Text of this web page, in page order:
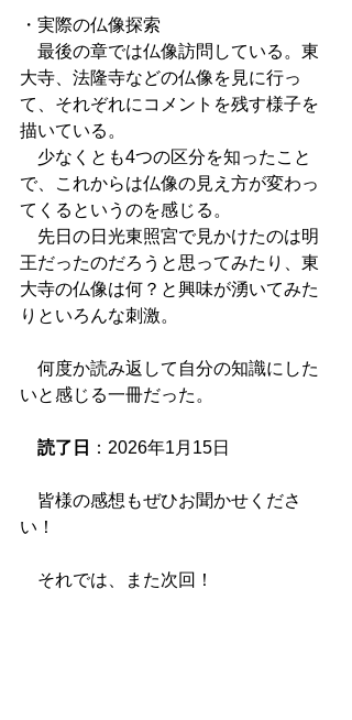
・実際の仏像探索
最後の章では仏像訪問している。東
大寺、法隆寺などの仏像を見に行っ
て、それぞれにコメントを残す様子を
描いている。
少なくとも4つの区分を知ったこと
で、これからは仏像の見え方が変わっ
てくるというのを感じる。
先日の日光東照宮で見かけたのは明
王だったのだろうと思ってみたり、東
大寺の仏像は何？と興味が湧いてみた
りといろんな刺激。
何度か読み返して自分の知識にした
いと感じる一冊だった。
読了日 ：2026年1月15日
皆様の感想もぜひお聞かせくださ
い！
それでは、また次回！